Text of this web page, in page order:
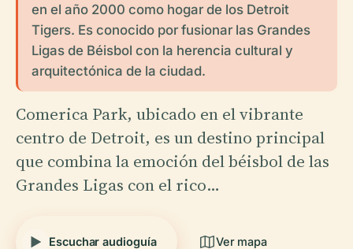
en el año 2000 como hogar de los Detroit
Tigers. Es conocido por fusionar las Grandes
Ligas de Béisbol con la herencia cultural y
arquitectónica de la ciudad.
Comerica Park, ubicado en el vibrante
centro de Detroit, es un destino principal
que combina la emoción del béisbol de las
Grandes Ligas con el rico…
Escuchar audioguía Ver mapa